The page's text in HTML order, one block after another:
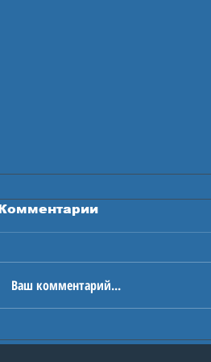
ГЕРОЕВ»: круглый
Комментарии
Ваш комментарий...